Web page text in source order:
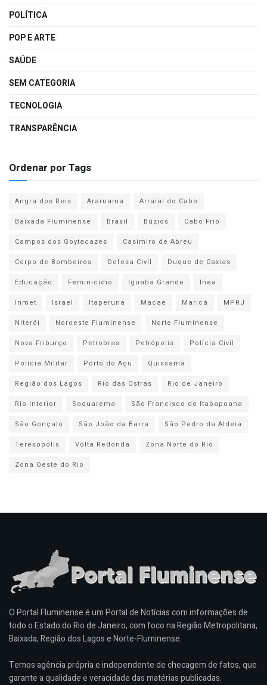
POLÍTICA
POP E ARTE
SAÚDE
SEM CATEGORIA
TECNOLOGIA
TRANSPARÊNCIA
Ordenar por Tags
Angra dos Reis Araruama
Arraial do Cabo
Baixada Fluminense
Brasil Búzios
Cabo Frio
Campos dos Goytacazes
Casimiro de Abreu
Corpo de Bombeiros
Defesa Civil
Duque de Caxias
Educação
Feminicídio Iguaba Grande
Inea
Inmet
Israel Itaperuna Macaé Maricá
MPRJ
Niterói
Noroeste Fluminense
Norte Fluminense
Nova Friburgo
Petrobras Petrópolis
Polícia Civil
Polícia Militar
Porto do Açu
Quissamã
Região dos Lagos
Rio das Ostras
Rio de Janeiro
Rio Interior
Saquarema
São Francisco de Itabapoana
São Gonçalo
São João da Barra
São Pedro da Aldeia
Teresópolis
Volta Redonda
Zona Norte do Rio
Zona Oeste do Rio
O Portal Fluminense é um Portal de Notícias com informações de
todo o Estado do Rio de Janeiro, com foco na Região Metropolitana,
Baixada, Região dos Lagos e Norte-Fluminense.
Temos agência própria e independente de checagem de fatos, que
garante a qualidade e veracidade das matérias publicadas.